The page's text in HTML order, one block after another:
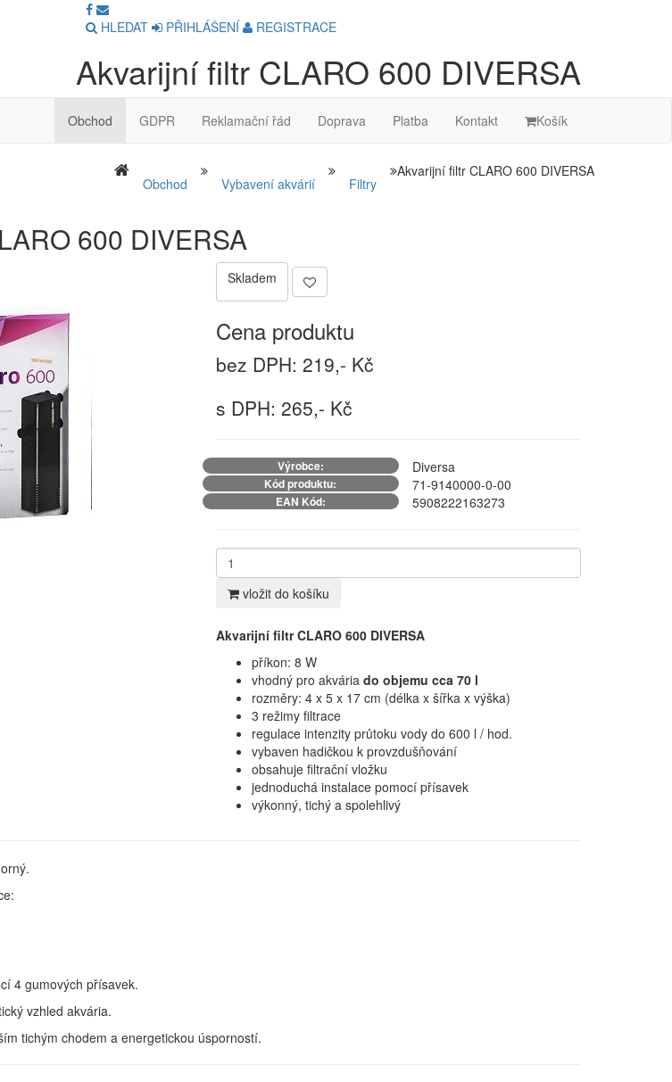
HLEDAT
PŘIHLÁŠENÍ REGISTRACE
Akvarijní filtr CLARO 600 DIVERSA
Obchod GDPR Reklamační řád Doprava Platba Kontakt Košík
Obchod Vybavení akvárií Filtry
Akvarijní filtr CLARO 600 DIVERSA
600 DIVERSA
Skladem
Cena produktu
bez DPH: 219,- Kč
s DPH: 265,- Kč
Výrobce: Diversa
Kód produktu: 71-9140000-0-00
EAN Kód: 5908222163273
vložit do košíku
Akvarijní filtr CLARO 600 DIVERSA
příkon: 8 W
vhodný pro akvária do objemu cca 70 l
rozměry: 4 x 5 x 17 cm (délka x šířka x výška)
3 režimy filtrace
regulace intenzity průtoku vody do 600 l / hod.
vybaven hadičkou k provzdušňování
obsahuje filtrační vložku
jednoduchá instalace pomocí přísavek
výkonný, tichý a spolehlivý
4 gumových přísavek.
vzhled akvária.
tichým chodem a energetickou úsporností.